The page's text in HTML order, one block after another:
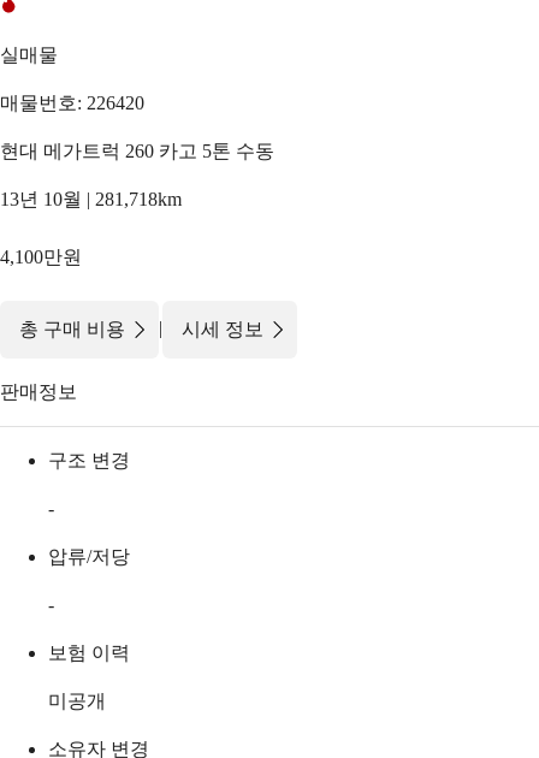
실매물
매물번호: 226420
현대 메가트럭 260 카고 5톤 수동
13년 10월 | 281,718km
4,100만원
총 구매 비용 | 시세 정보
판매정보
구조 변경
-
압류/저당
-
보험 이력
미공개
소유자 변경